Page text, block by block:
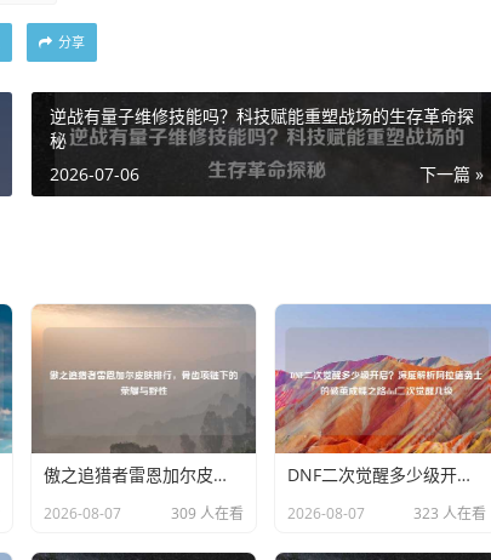
分享
逆战有量子维修技能吗？科技赋能重塑战场的生存革命探
秘
下一篇 »
2026-07-06
傲之追猎者雷恩加尔皮肤排行，骨齿项链下的荣耀与野性
2026-08-07 309 人在看
DNF二次觉醒多少级开启？深度解析阿拉德勇士的破茧成蝶之路dnf二次觉醒几级
2026-08-07 323 人在看